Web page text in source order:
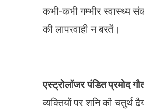
कभी-कभी गम्भीर स्वास्थ्य
की लापरवाही न बरतें।
एस्ट्रोलॉजर पंडित प्रमोद
व्यक्तियों पर शनि की चतुर्थ